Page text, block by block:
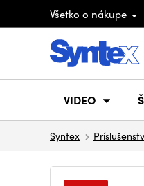
Všetko o nákupe
VIDEO
Syntex